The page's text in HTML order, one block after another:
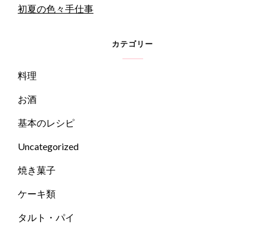
初夏の色々手仕事
カテゴリー
料理
お酒
基本のレシピ
Uncategorized
焼き菓子
ケーキ類
タルト・パイ